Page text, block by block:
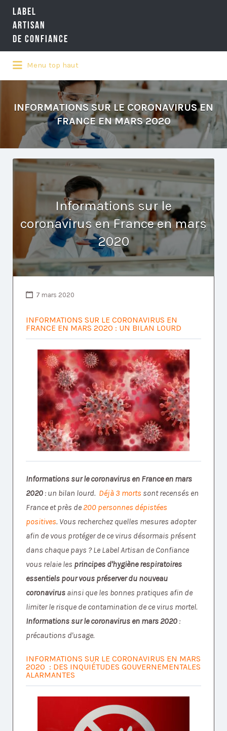
LABEL
ARTISAN
DE CONFIANCE
LA RÉFÉRENCE QUALITÉ NATIONALE
DE L'ARTISANAT
Rechercher:
Menu top haut
INFORMATIONS SUR LE CORONAVIRUS EN
FRANCE EN MARS 2020
Informations sur le
coronavirus en France en mars
2020
7 mars 2020
INFORMATIONS SUR LE CORONAVIRUS EN
FRANCE EN MARS 2020 : UN BILAN LOURD
Informations sur le coronavirus en France en mars
2020 : un bilan lourd. Déjà 3 morts sont recensés en
France et près de 200 personnes dépistées
positives. Vous recherchez quelles mesures adopter
afin de vous protéger de ce virus désormais présent
dans chaque pays ? Le Label Artisan de Confiance
vous relaie les principes d'hygiène respiratoires
essentiels pour vous préserver du nouveau
coronavirus ainsi que les bonnes pratiques afin de
limiter le risque de contamination de ce virus mortel.
Informations sur le coronavirus en mars 2020 :
précautions d'usage.
INFORMATIONS SUR LE CORONAVIRUS EN MARS
2020 : DES INQUIÉTUDES GOUVERNEMENTALES
ALARMANTES